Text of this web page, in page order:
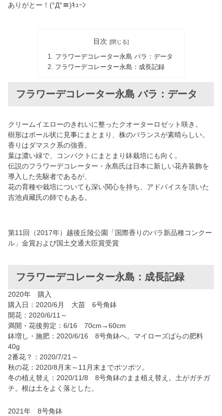
ありがとー！(°Д°〓)ｷｭｰﾝ
目次
フラワーデコレーター永島 バラ：データ
フラワーデコレーター永島：成長記録
フラワーデコレーター永島 バラ：データ
クリームイエローのきれいに整ったクオーターロゼット咲き。
樹形はボール状に見事にまとまり、株のバランスが素晴らしい。
香りはダマスク系の強香。
葉は濃い緑で、コンパクトにまとまり鉢栽培にも向く。
伝説のフラワーデコレーター・永島氏は日本に新しい花卉装飾を
導入した先駆者であるが、
花の育種や栽培についても深い関心を持ち、アドバイスを頂いた
吉池貞藏氏の師でもある。
第11回（2017年）越後丘陵公園「国際香りのバラ新品種コンクー
ル」金賞および国土交通大臣賞受賞
フラワーデコレーター永島：成長記録
2020年 購入
購入日：2020/6月 大苗 6号角鉢
開花：2020/6/11～
満開・花後剪定：6/16 70cm→60cm
鉢増し・施肥：2020/6/16 8号角鉢へ。マイローズばらの肥料
40g
2番花？：2020/7/21～
秋の花：2020/8月末～11月末までポツポツ。
冬の植え替え：2020/11/8 8号角鉢のまま植え替え。土がガチガ
チ。根は土をよく落とした。
2021年 8号角鉢